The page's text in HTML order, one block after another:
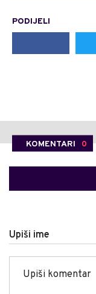
PODIJELI
KOMENTARI 0
Upiši ime